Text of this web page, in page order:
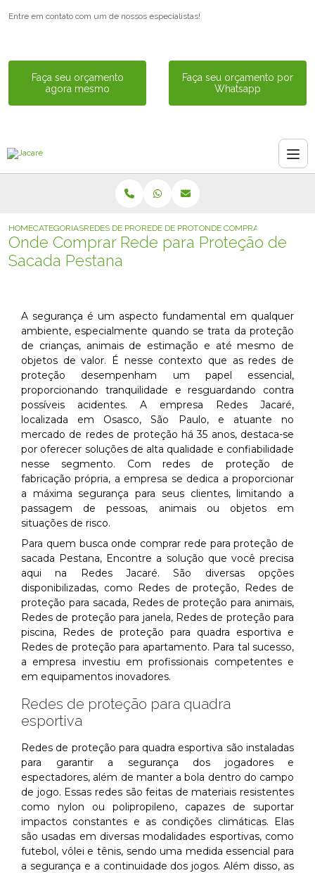
Entre em contato com um de nossos especialistas!
Faça seu orçamento
agora mesmo
Faça seu orçamento por
Whatsapp
HOMECATEGORIASREDES DE PROTECAOREDE DE PROTECAOONDE COMPRAR REDE PARA
Onde Comprar Rede para Proteção de
Sacada Pestana
A segurança é um aspecto fundamental em qualquer
ambiente, especialmente quando se trata da proteção
de crianças, animais de estimação e até mesmo de
objetos de valor. É nesse contexto que as redes de
proteção desempenham um papel essencial,
proporcionando tranquilidade e resguardando contra
possíveis acidentes. A empresa Redes Jacaré,
localizada em Osasco, São Paulo, e atuante no
mercado de redes de proteção há 35 anos, destaca-se
por oferecer soluções de alta qualidade e confiabilidade
nesse segmento. Com redes de proteção de
fabricação própria, a empresa se dedica a proporcionar
a máxima segurança para seus clientes, limitando a
passagem de pessoas, animais ou objetos em
situações de risco.
Para quem busca onde comprar rede para proteção de
sacada Pestana, Encontre a solução que você precisa
aqui na Redes Jacaré. São diversas opções
disponibilizadas, como Redes de proteção, Redes de
proteção para sacada, Redes de proteção para animais,
Redes de proteção para janela, Redes de proteção para
piscina, Redes de proteção para quadra esportiva e
Redes de proteção para apartamento. Para tal sucesso,
a empresa investiu em profissionais competentes e
em equipamentos inovadores.
Redes de proteção para quadra
esportiva
Redes de proteção para quadra esportiva são instaladas
para garantir a segurança dos jogadores e
espectadores, além de manter a bola dentro do campo
de jogo. Essas redes são feitas de materiais resistentes
como nylon ou polipropileno, capazes de suportar
impactos constantes e as condições climáticas. Elas
são usadas em diversas modalidades esportivas, como
futebol, vôlei e tênis, sendo uma medida essencial para
a segurança e a continuidade dos jogos. Além disso, as